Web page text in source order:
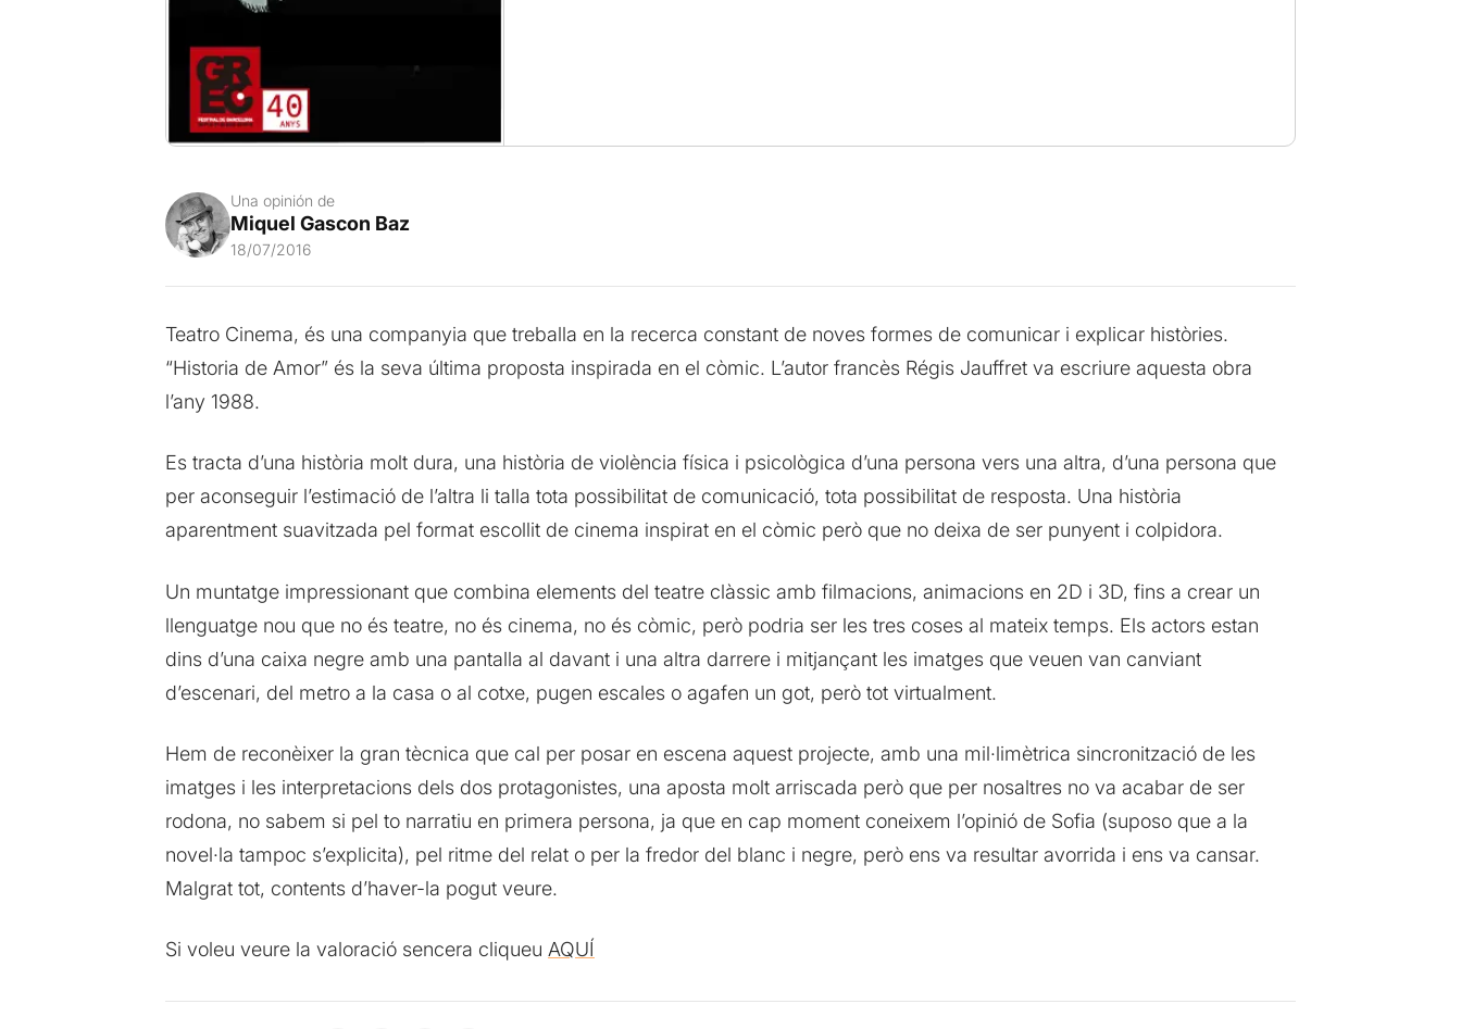
Una opinión de
Miquel Gascon Baz
18/07/2016
Teatro Cinema, és una companyia que treballa en la recerca constant de noves formes de comunicar i explicar històries.
“Historia de Amor” és la seva última proposta inspirada en el còmic. L’autor francès Régis Jauffret va escriure aquesta obra
l’any 1988.
Es tracta d’una història molt dura, una història de violència física i psicològica d’una persona vers una altra, d’una persona que
per aconseguir l’estimació de l’altra li talla tota possibilitat de comunicació, tota possibilitat de resposta. Una història
aparentment suavitzada pel format escollit de cinema inspirat en el còmic però que no deixa de ser punyent i colpidora.
Un muntatge impressionant que combina elements del teatre clàssic amb filmacions, animacions en 2D i 3D, fins a crear un
llenguatge nou que no és teatre, no és cinema, no és còmic, però podria ser les tres coses al mateix temps. Els actors estan
dins d’una caixa negre amb una pantalla al davant i una altra darrere i mitjançant les imatges que veuen van canviant
d’escenari, del metro a la casa o al cotxe, pugen escales o agafen un got, però tot virtualment.
Hem de reconèixer la gran tècnica que cal per posar en escena aquest projecte, amb una mil·limètrica sincronització de les
imatges i les interpretacions dels dos protagonistes, una aposta molt arriscada però que per nosaltres no va acabar de ser
rodona, no sabem si pel to narratiu en primera persona, ja que en cap moment coneixem l’opinió de Sofia (suposo que a la
novel·la tampoc s’explicita), pel ritme del relat o per la fredor del blanc i negre, però ens va resultar avorrida i ens va cansar.
Malgrat tot, contents d’haver-la pogut veure.
Si voleu veure la valoració sencera cliqueu AQUÍ